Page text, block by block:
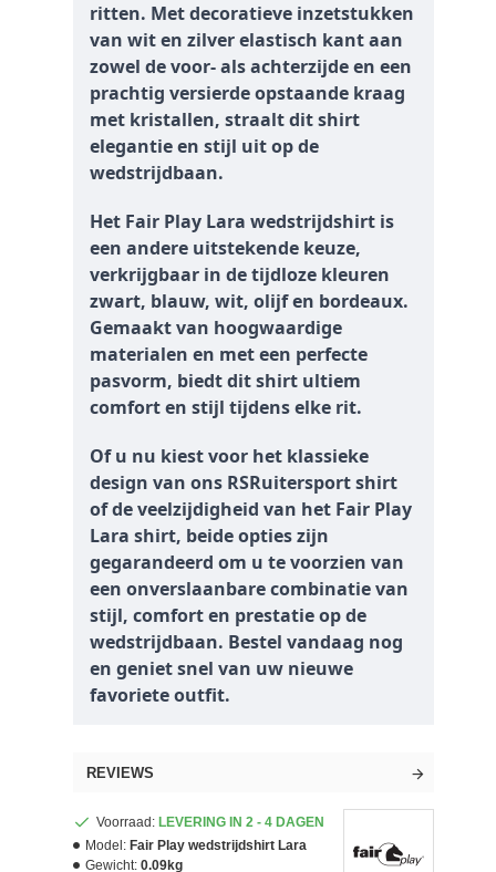
ritten. Met decoratieve inzetstukken
van wit en zilver elastisch kant aan
zowel de voor- als achterzijde en een
prachtig versierde opstaande kraag
met kristallen, straalt dit shirt
elegantie en stijl uit op de
wedstrijdbaan.
Het Fair Play Lara wedstrijdshirt is
een andere uitstekende keuze,
verkrijgbaar in de tijdloze kleuren
zwart, blauw, wit, olijf en bordeaux.
Gemaakt van hoogwaardige
materialen en met een perfecte
pasvorm, biedt dit shirt ultiem
comfort en stijl tijdens elke rit.
Of u nu kiest voor het klassieke
design van ons RSRuitersport shirt
of de veelzijdigheid van het Fair Play
Lara shirt, beide opties zijn
gegarandeerd om u te voorzien van
een onverslaanbare combinatie van
stijl, comfort en prestatie op de
wedstrijdbaan. Bestel vandaag nog
en geniet snel van uw nieuwe
favoriete outfit.
REVIEWS
Voorraad: LEVERING IN 2 - 4 DAGEN
Model: Fair Play wedstrijdshirt Lara
Gewicht: 0.09kg